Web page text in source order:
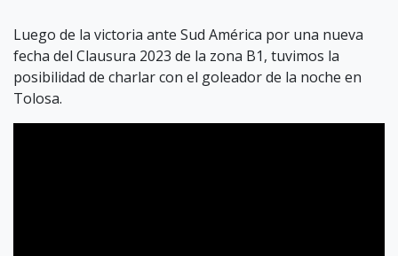
Luego de la victoria ante Sud América por una nueva
fecha del Clausura 2023 de la zona B1, tuvimos la
posibilidad de charlar con el goleador de la noche en
Tolosa.